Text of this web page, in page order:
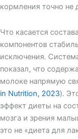
кормления точно не
Что касается
компонентов
исключения.
показал, что
молоке напрямую
in Nutrition, 2023).
эффект диеты на
мозга и зрения
это не «диета для